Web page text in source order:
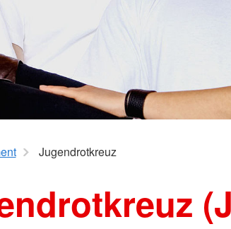
Suchdienst
Jugendrotkreuz